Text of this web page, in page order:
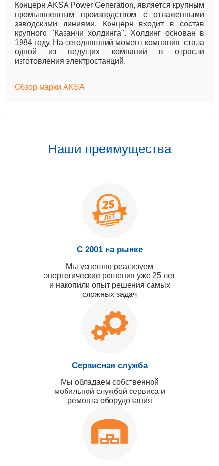
Концерн AKSA Power Generation, является крупным
промышленным производством с отлаженными
заводскими линиями. Концерн входит в состав
крупного "Казанчи холдинга". Холдинг основан в
1984 году. На сегодняшний момент компания стала
одной из ведущих компаний в отрасли
изготовления электростанций.
Обзор марки AKSA
Наши преимущества
С 2001 на рынке
Мы успешно реализуем
энергетические решения уже 25 лет
и накопили опыт решения самых
сложных задач
Сервисная служба
Мы обладаем собственной
мобильной службой сервиса и
ремонта оборудования